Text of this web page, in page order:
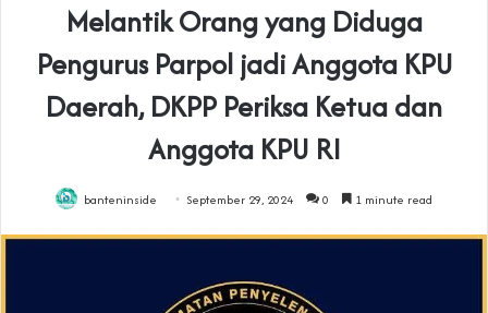
Melantik Orang yang Diduga
Pengurus Parpol jadi Anggota KPU
Daerah, DKPP Periksa Ketua dan
Anggota KPU RI
banteninside September 29, 2024 0 1 minute read